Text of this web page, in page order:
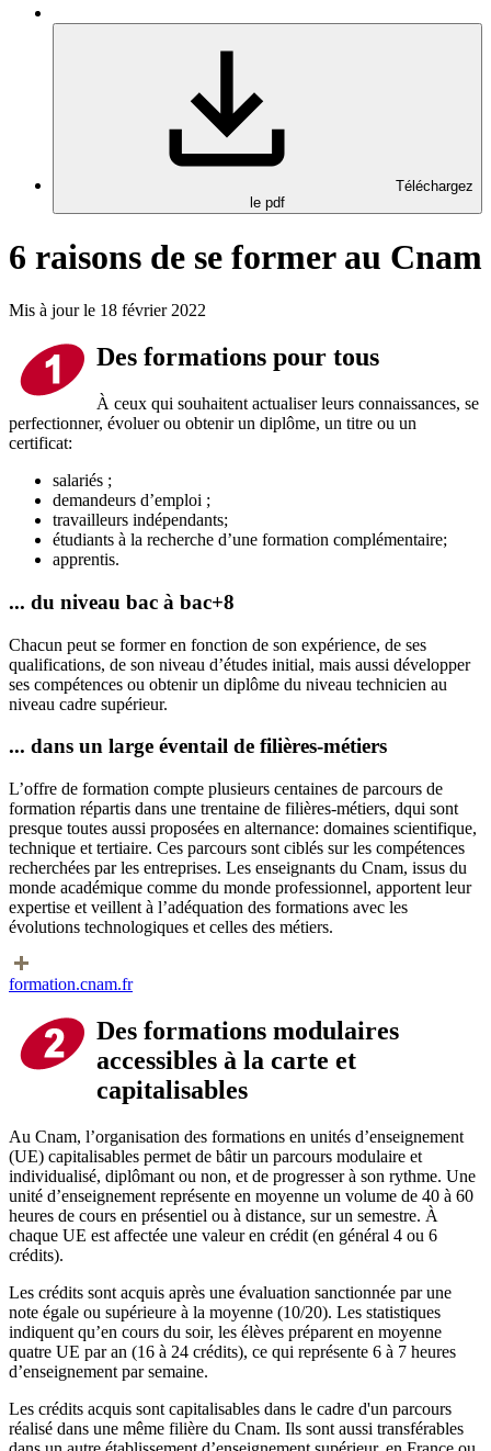
Téléchargez
le pdf
6 raisons de se former au Cnam
Mis à jour le 18 février 2022
Des formations pour tous
À ceux qui souhaitent actualiser leurs connaissances, se
perfectionner, évoluer ou obtenir un diplôme, un titre ou un
certificat:
salariés ;
demandeurs d’emploi ;
travailleurs indépendants;
étudiants à la recherche d’une formation complémentaire;
apprentis.
... du niveau bac à bac+8
Chacun peut se former en fonction de son expérience, de ses
qualifications, de son niveau d’études initial, mais aussi développer
ses compétences ou obtenir un diplôme du niveau technicien au
niveau cadre supérieur.
... dans un large éventail de filières-métiers
L’offre de formation compte plusieurs centaines de parcours de
formation répartis dans une trentaine de filières-métiers, dqui sont
presque toutes aussi proposées en alternance: domaines scientifique,
technique et tertiaire. Ces parcours sont ciblés sur les compétences
recherchées par les entreprises. Les enseignants du Cnam, issus du
monde académique comme du monde professionnel, apportent leur
expertise et veillent à l’adéquation des formations avec les
évolutions technologiques et celles des métiers.
formation.cnam.fr
Des formations modulaires
accessibles à la carte et
capitalisables
Au Cnam, l’organisation des formations en unités d’enseignement
(UE) capitalisables permet de bâtir un parcours modulaire et
individualisé, diplômant ou non, et de progresser à son rythme. Une
unité d’enseignement représente en moyenne un volume de 40 à 60
heures de cours en présentiel ou à distance, sur un semestre. À
chaque UE est affectée une valeur en crédit (en général 4 ou 6
crédits).
Les crédits sont acquis après une évaluation sanctionnée par une
note égale ou supérieure à la moyenne (10/20). Les statistiques
indiquent qu’en cours du soir, les élèves préparent en moyenne
quatre UE par an (16 à 24 crédits), ce qui représente 6 à 7 heures
d’enseignement par semaine.
Les crédits acquis sont capitalisables dans le cadre d'un parcours
réalisé dans une même filière du Cnam. Ils sont aussi transférables